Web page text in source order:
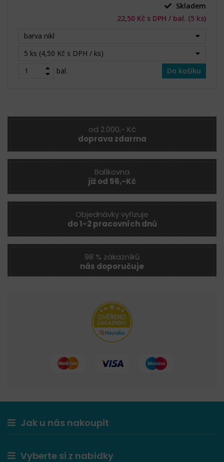
Skladem
22,50 Kč s DPH / bal. (5 ks)
barva nikl
5 ks (4,50 Kč s DPH / ks)
bal.
Do košíku
od 2.000,- Kč
doprava zdarma
Balíkovna
již od 56,-Kč
Objednávky vyřizuje
do 1-2 pracovních dnů
98 % zákazníků
nás doporučuje
Jak u nás nakoupit
Vyberte si z nabídky